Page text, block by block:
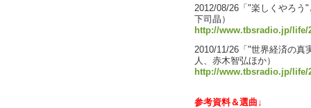
2012/08/26「"楽しくやろう
下司晶）
http://www.tbsradio.jp/life/
2010/11/26「"世界経済の真
人、赤木智弘ほか）
http://www.tbsradio.jp/life/
参考資料＆選曲↓